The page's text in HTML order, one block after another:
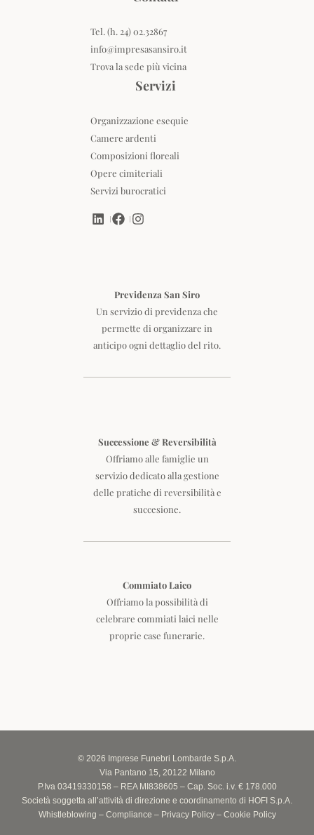
Tel. (h. 24) 02.32867
info@impresasansiro.it
Trova la sede più vicina
Servizi
Organizzazione esequie
Camere ardenti
Composizioni floreali
Opere cimiteriali
Servizi burocratici
Previdenza San Siro
Un servizio di previdenza che
permette di organizzare in
anticipo ogni dettaglio del rito.
Successione & Reversibilità
Offriamo alle famiglie un
servizio dedicato alla gestione
delle pratiche di reversibilità e
succesione.
Commiato Laico
Offriamo la possibilità di
celebrare commiati laici nelle
proprie case funerarie.
© 2026 Imprese Funebri Lombarde S.p.A.
Via Pantano 15, 20122 Milano
P.Iva 03419330158 – REA MI838605 – Cap. Soc. i.v. € 178.000
Società soggetta all’attività di direzione e coordinamento di HOFI S.p.A.
Whistleblowing – Compliance – Privacy Policy– Cookie Policy